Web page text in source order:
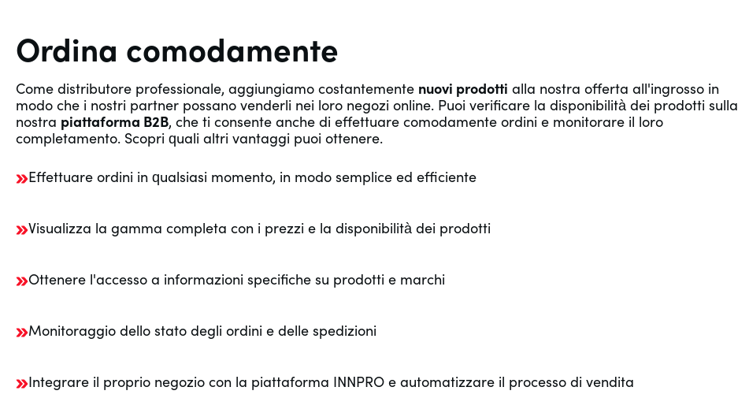
Ordina comodamente
Come distributore professionale, aggiungiamo costantemente nuovi prodotti alla nostra offerta all'ingrosso in
modo che i nostri partner possano venderli nei loro negozi online. Puoi verificare la disponibilità dei prodotti sulla
nostra piattaforma B2B, che ti consente anche di effettuare comodamente ordini e monitorare il loro
completamento. Scopri quali altri vantaggi puoi ottenere.
Effettuare ordini in qualsiasi momento, in modo semplice ed efficiente
Visualizza la gamma completa con i prezzi e la disponibilità dei prodotti
Ottenere l'accesso a informazioni specifiche su prodotti e marchi
Monitoraggio dello stato degli ordini e delle spedizioni
Integrare il proprio negozio con la piattaforma INNPRO e automatizzare il processo di vendita